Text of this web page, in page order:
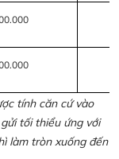
tính căn cứ vào
tối thiểu ứng với
làm tròn xuống đến